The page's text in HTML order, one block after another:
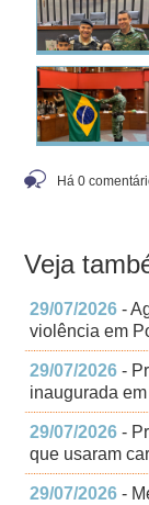
Há 0
Veja
29/07/2026 -
violência em
29/07/2026 -
inaugurada
29/07/2026 -
que usaram
29/07/2026 -